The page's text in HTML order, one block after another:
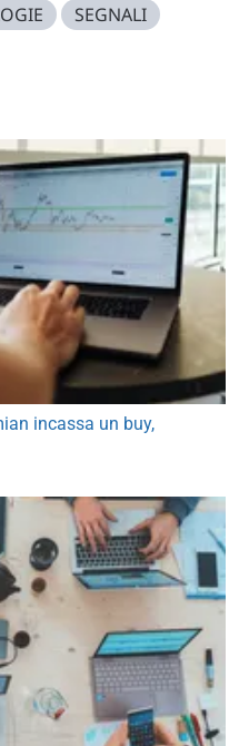
SEGNALI
incassa un buy,